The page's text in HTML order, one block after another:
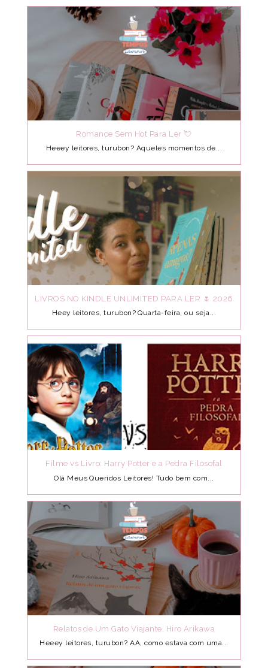
Romance Sem Hot Para Ler 💘
Heeey leitores, turubon? Aqueles momentos de...
LIVROS NO KINDLE UNLIMITED PARA LER 🌷 2026
Heey leitores, turubon? Quarta-feira, ou seja...
Filme vs Livro: Harry Potter e a Pedra Filosofal
Olá Meus Queridos Leitores! Tudo bem com...
Relatos de Um Gato Viajante, Hiro Arikawa
Heeey leitores, turubon? AA, como estava com uma...